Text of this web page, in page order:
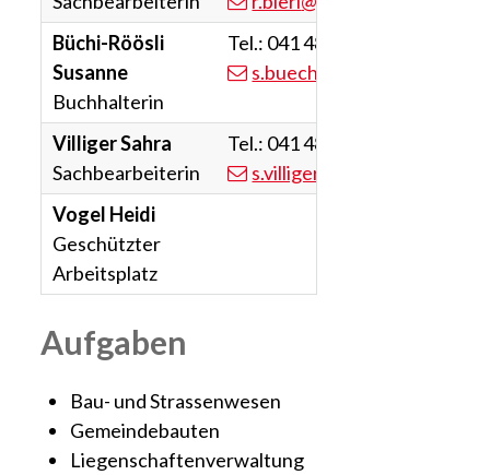
Büchi-Röösli
Susanne
Buchhalterin
Tel.: 041 482 02 68
s.buechi
VilligerSahra
Sachbearbeiterin
Tel.: 041 482 02 63
s.villiger
Vogel Heidi
Geschützter
Arbeitsplatz
Aufgaben
Bau- und Strassenwesen
Gemeindebauten
Liegenschaftenverwaltung